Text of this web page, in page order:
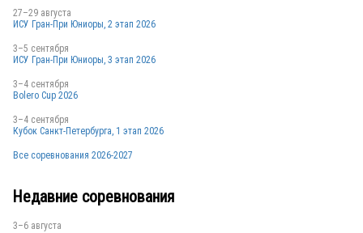
NED
NED
NED
27–29 августа
ИСУ Гран-При Юниоры, 2 этап 2026
3–5 сентября
ИСУ Гран-При Юниоры, 3 этап 2026
3–4 сентября
Bolero Cup 2026
3–4 сентября
Кубок Санкт-Петербурга, 1 этап 2026
Все соревнования 2026-2027
Недавние соревнования
3–6 августа